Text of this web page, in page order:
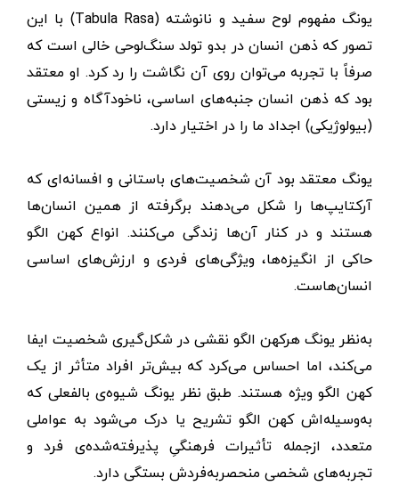
یونگ مفهوم لوح سفید و نانوشته (Tabula Rasa) با این
تصور که ذهن انسان در بدو تولد سنگ‌لوحی خالی است که
صرفاً با تجربه می‌توان روی آن نگاشت را رد کرد. او معتقد
بود که ذهن انسان جنبه‌های اساسی، ناخودآگاه و زیستی
(بیولوژیکی) اجداد ما را در اختیار دارد.
یونگ معتقد بود آن شخصیت‌های باستانی و افسانه‌ای که
آرکتایپ‌ها را شکل می‌دهند برگرفته از همین انسان‌ها
هستند و در کنار آن‌ها زندگی می‌کنند. انواع کهن الگو
حاکی از انگیزه‌ها، ویژگی‌های فردی و ارزش‌های اساسی
انسان‌هاست.
به‌نظر یونگ هرکهن الگو نقشی در شکل‌گیری شخصیت ایفا
می‌کند، اما احساس می‌کرد که بیش‌تر افراد متأثر از یک
کهن الگو ویژه هستند. طبق نظر یونگ شیوه‌ی بالفعلی که
به‌وسیله‌اش کهن الگو تشریح یا درک می‌شود به عواملی
متعدد، ازجمله تأثیرات فرهنگیِ پذیرفته‌شده‌ی فرد و
تجربه‌های شخصی منحصربه‌فردش بستگی دارد.